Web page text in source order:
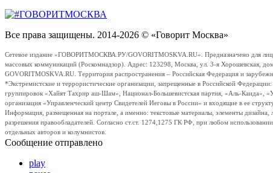
Все права защищены. 2014-2026 © «Говорит Москва»
Сетевое издание «ГОВОРИТМОСКВА.РУ/GOVORITMOSKVA.RU». Предназначено для лиц
массовых коммуникаций (Роскомнадзор). Адрес: 123298, Москва, ул. 3-я Хорошевская,
GOVORITMOSKVA.RU. Территория распространения – Российская Федерация и
*Экстремистские и террористические организации, запрещенные в Российской
группировок «Хайят Тахрир аш-Шам», Национал-Большевистская партия, «Аль-Каида»,
организация «Управленческий центр Свидетелей Иеговы в России» и входящие в ее
Информация, размещенная на портале, а именно: текстовые материалы, элементы
разрешения правообладателей. Согласно ст.ст. 1274,1275 ГК РФ, при любом
отдельных авторов и колумнистов.
Сообщение отправлено
play